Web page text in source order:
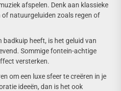
afspelen. Denk aan klassieke
of natuurgeluiden zoals regen of
badkuip heeft, is het geluid van
Sommige fontein-achtige
versterken.
om een luxe sfeer te creëren in je
ideeën, dan is het ook